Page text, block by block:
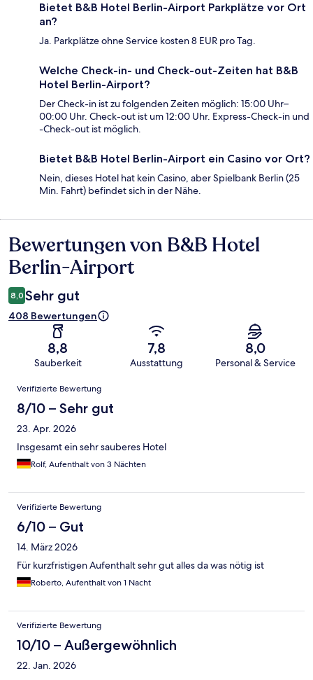
Bietet B&B Hotel Berlin-Airport Parkplätze vor Ort
an?
Ja. Parkplätze ohne Service kosten 8 EUR pro Tag.
Welche Check-in- und Check-out-Zeiten hat B&B
Hotel Berlin-Airport?
Der Check-in ist zu folgenden Zeiten möglich: 15:00 Uhr–
00:00 Uhr. Check-out ist um 12:00 Uhr. Express-Check-in und
-Check-out ist möglich.
Bietet B&B Hotel Berlin-Airport ein Casino vor Ort?
Nein, dieses Hotel hat kein Casino, aber Spielbank Berlin (25
Min. Fahrt) befindet sich in der Nähe.
Bewertungen
Bewertungen von B&B Hotel
Berlin-Airport
8,0 Sehr gut
408 Bewertungen
8,8
Sauberkeit
7,8
Ausstattung
8,0
Personal & Service
Bewertungen
Verifizierte Bewertung
8/10 – Sehr gut
23. Apr. 2026
Insgesamt ein sehr sauberes Hotel
Rolf, Aufenthalt von 3 Nächten
Verifizierte Bewertung
6/10 – Gut
14. März 2026
Für kurzfristigen Aufenthalt sehr gut alles da was nötig ist
Roberto, Aufenthalt von 1 Nacht
Verifizierte Bewertung
10/10 – Außergewöhnlich
22. Jan. 2026